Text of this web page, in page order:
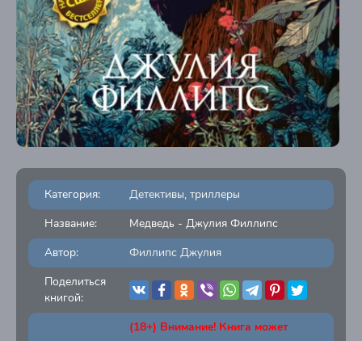
Категория:
Детективы, триллеры
Название:
Медведь - Джулия Филлипс
Автор:
Филлипс Джулия
Поделиться
книгой:
(18+) Внимание! Книга может